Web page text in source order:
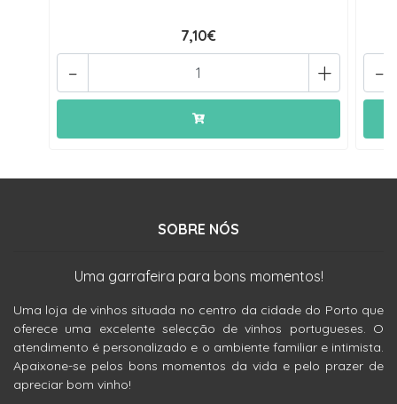
7,10€
+
- -
SOBRE NÓS
Uma garrafeira para bons momentos!
Uma loja de vinhos situada no centro da cidade do Porto que
oferece uma excelente selecção de vinhos portugueses. O
atendimento é personalizado e o ambiente familiar e intimista.
Apaixone-se pelos bons momentos da vida e pelo prazer de
apreciar bom vinho!